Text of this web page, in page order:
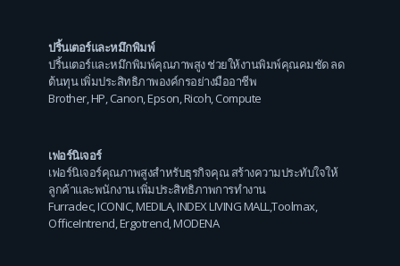
ปริ้นเตอร์และหมึกพิมพ์
ปริ้นเตอร์และหมึกพิมพ์คุณภาพสูง ช่วยให้งานพิมพ์คุณคมชัด ลด
ต้นทุน เพิ่มประสิทธิภาพองค์กรอย่างมืออาชีพ
Brother,HP,Canon,Epson,Ricoh,Compute
เฟอร์นิเจอร์
เฟอร์นิเจอร์คุณภาพสูงสำหรับธุรกิจคุณ สร้างความประทับใจให้
ลูกค้าและพนักงาน เพิ่มประสิทธิภาพการทำงาน
Furradec,ICONIC,MEDILA,INDEX LIVING MALL,Toolmax,
OfficeIntrend,Ergotrend,MODENA